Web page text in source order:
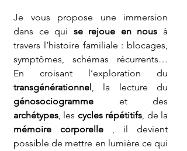
Je vous propose une immersion
dans ce qui se rejoue en nous à
travers l’histoire familiale : blocages,
symptômes, schémas récurrents…
transgénérationnel
génosociogramme
archétypes, les cycles répétitifs
mémoire corporelle , il devient
possible de mettre en lumière ce qui